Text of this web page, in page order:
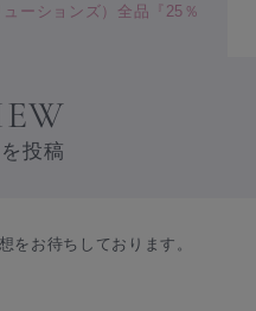
ーションズ）全品『25％
投稿
をお待ちしております。